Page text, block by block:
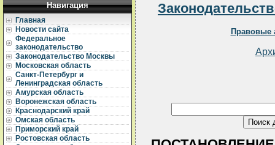
Навигация
Главная
Новости сайта
Федеральное
законодательство
Законодательство Москвы
Московская область
Санкт-Петербург и
Ленинградская область
Амурская область
Воронежская область
Краснодарский край
Омская область
Приморский край
Ростовская область
Правовые